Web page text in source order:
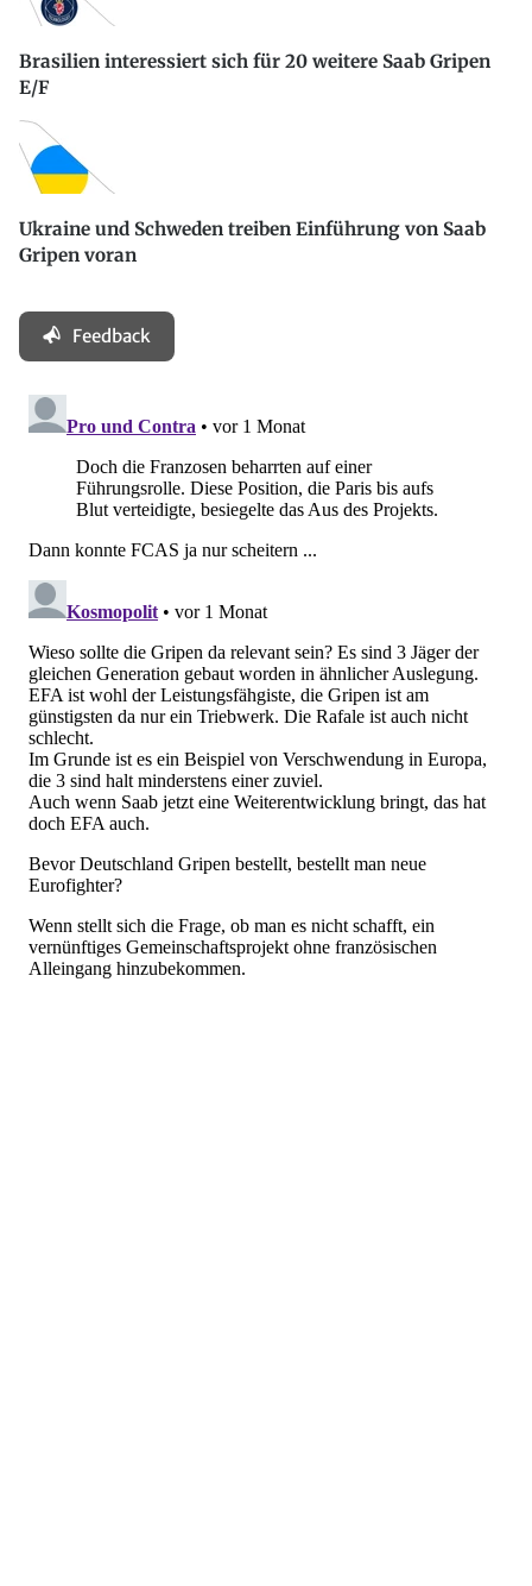
Brasilien interessiert sich für 20 weitere Saab Gripen
E/F
Ukraine und Schweden treiben Einführung von Saab
Gripen voran
Feedback